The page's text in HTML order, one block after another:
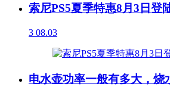
索尼PS5夏季特惠8月3日登
3 08.03
电水壶功率一般有多大，烧